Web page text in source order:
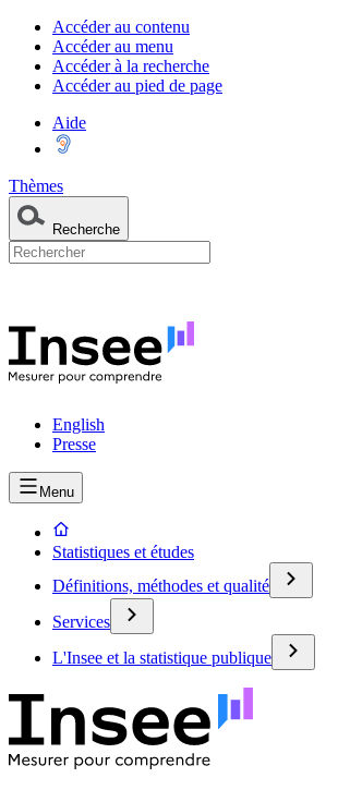
Accéder au contenu
Accéder au menu
Accéder à la recherche
Accéder au pied de page
Aide
Thèmes
Recherche
English
Presse
Menu
Statistiques et études
Définitions, méthodes et qualité
Services
L'Insee et la statistique publique